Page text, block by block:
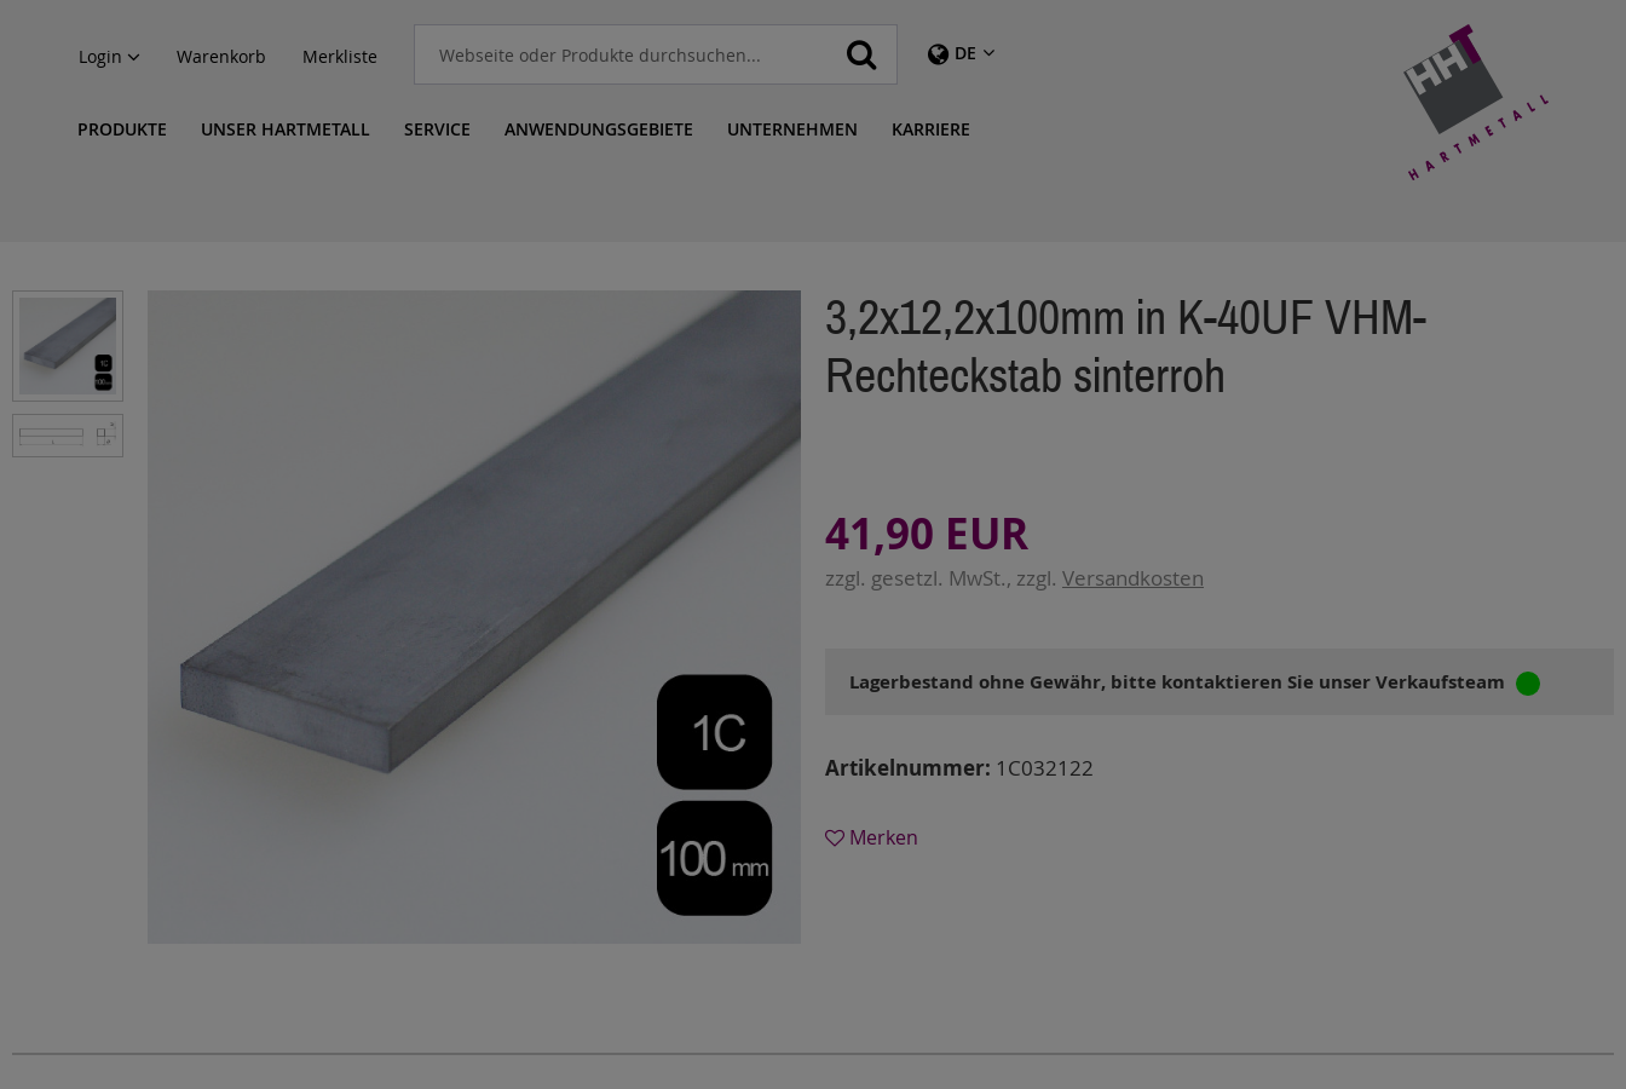
DE
Login Warenkorb Merkliste
PRODUKTE UNSER HARTMETALL SERVICE ANWENDUNGSGEBIETE UNTERNEHMEN KARRIERE
3,2x12,2x100mm in K-40UF VHM-
Rechteckstab sinterroh
41,90 EUR
zzgl. gesetzl. MwSt., zzgl. Versandkosten
Lagerbestand ohne Gewähr, bitte kontaktieren Sie unser Verkaufsteam
Artikelnummer: 1C032122
Merken